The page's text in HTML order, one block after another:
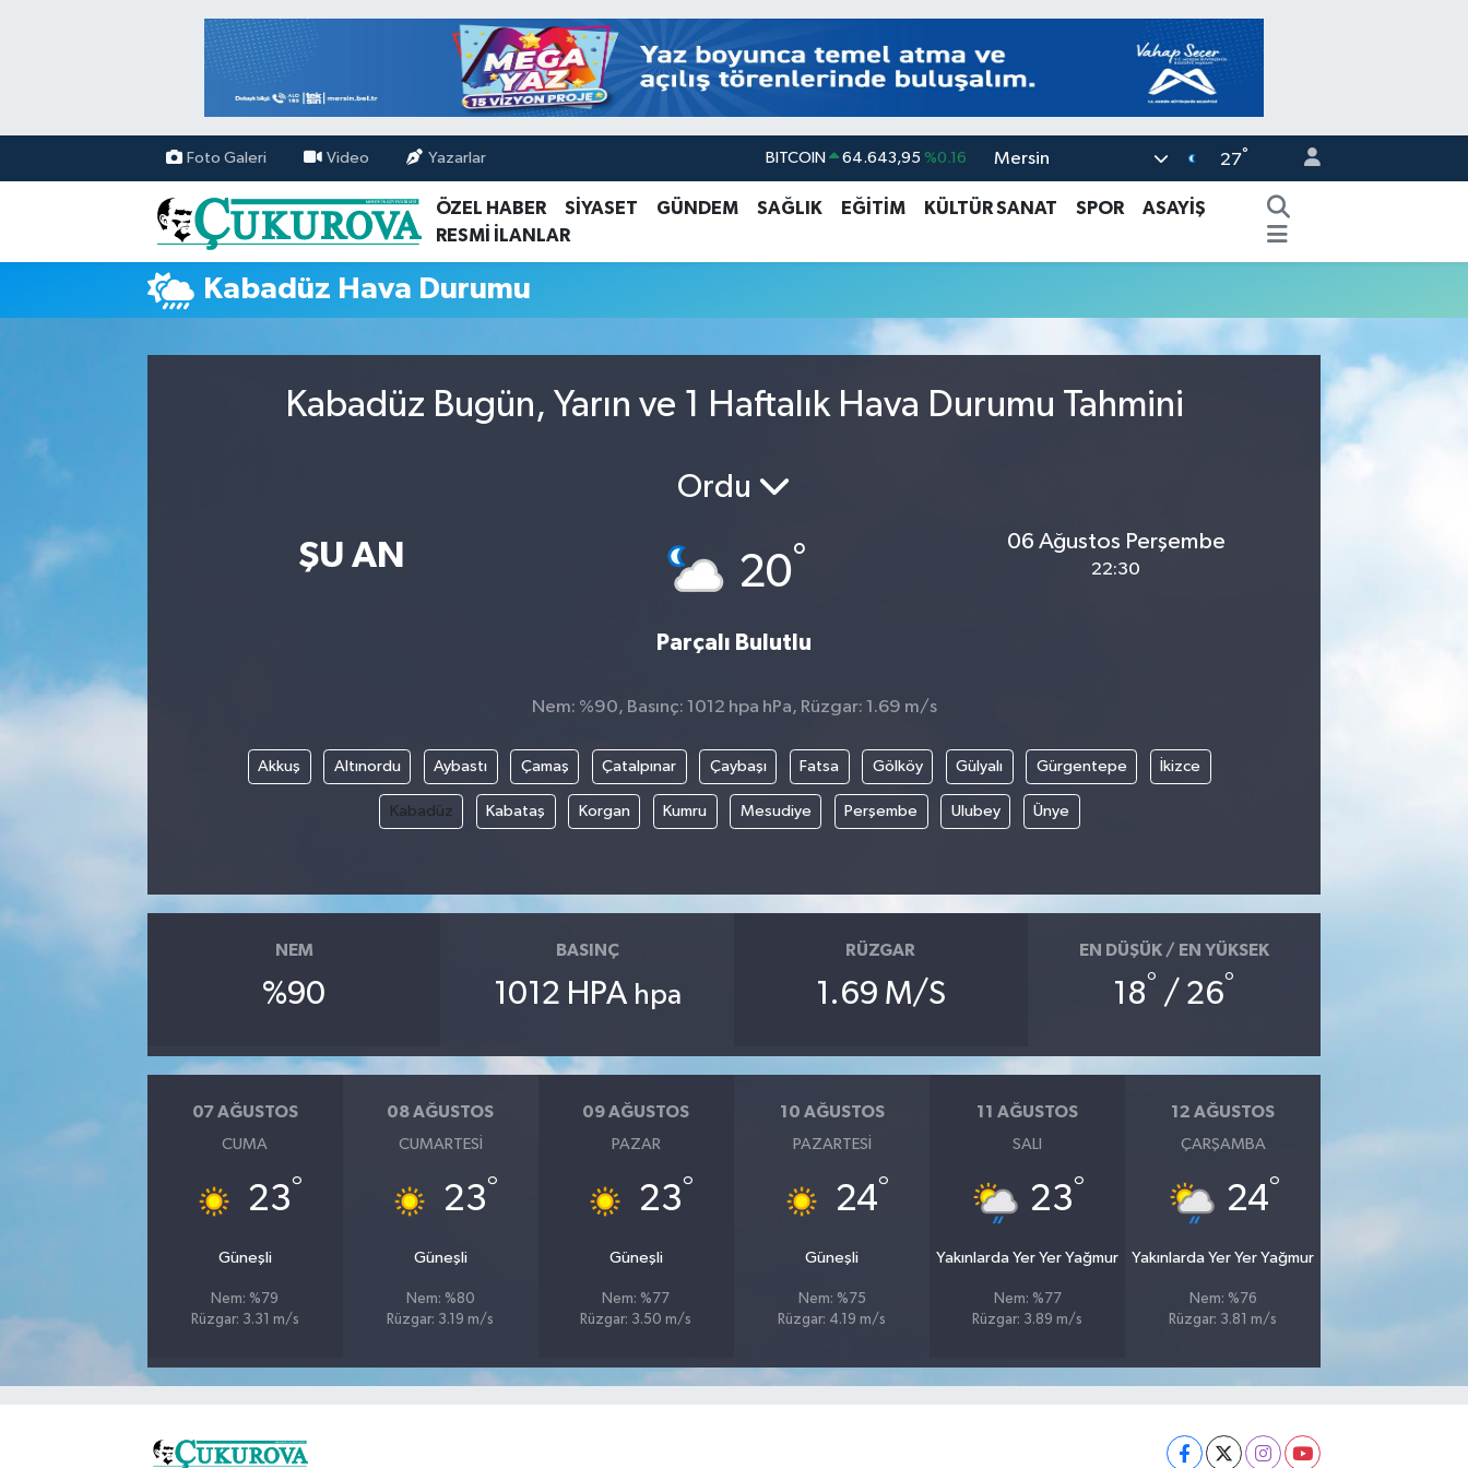
Foto Galeri Video Yazarlar BITCOIN 64.643,95 %0.16
DOLAR 47,6704 %0
GRAM ALTIN 6500.87 %0.12
BİST100 13.799 %70
Mersin 27°
ÖZEL HABER SİYASET GÜNDEM SAĞLIK EĞİTİM KÜLTÜR SANAT SPOR
ASAYİŞ
RESMİ İLANLAR
Kabadüz Hava Durumu
Kabadüz Bugün, Yarın ve 1 Haftalık Hava Durumu Tahmini
ŞU AN
Ordu
20°
Parçalı Bulutlu
06 Ağustos Perşembe
22:30
Nem: %90, Basınç: 1012 hpa hPa, Rüzgar: 1.69 m/s
Akkuş Altınordu Aybastı Çamaş Çatalpınar Çaybaşı Fatsa Gölköy Gülyalı Gürgentepe İkizce
Kabadüz Kabataş Korgan Kumru Mesudiye Perşembe Ulubey Ünye
NEM
%90
BASINÇ
1012 HPA hpa
RÜZGAR
1.69 M/S
EN DÜŞÜK / EN YÜKSEK
18° / 26°
07 AĞUSTOS
CUMA
23°
Güneşli
Nem: %79
Rüzgar: 3.31 m/s
08 AĞUSTOS
CUMARTESI
23°
Güneşli
Nem: %80
Rüzgar: 3.19 m/s
09 AĞUSTOS
PAZAR
23°
Güneşli
Nem: %77
Rüzgar: 3.50 m/s
10 AĞUSTOS
PAZARTESI
24°
Güneşli
Nem: %75
Rüzgar: 4.19 m/s
11 AĞUSTOS
SALI
23°
Yakınlarda Yer Yer Yağmur
Nem: %77
Rüzgar: 3.89 m/s
12 AĞUSTOS
ÇARŞAMBA
24°
Yakınlarda Yer Yer Yağmur
Nem: %76
Rüzgar: 3.81 m/s
Mersin Nöbetçi Eczaneler
Mersin Hava Durumu
Mersin Namaz Vakitleri
Mersin Trafik Yoğunluk Haritası
Süper Lig Puan Durumu ve Fikstür
Tüm Manşetler